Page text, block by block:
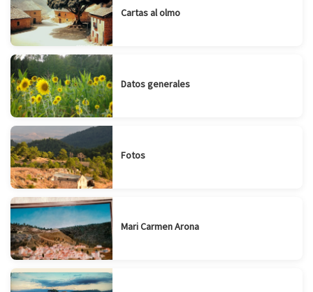
Cartas al olmo
Datos generales
Fotos
Mari Carmen Arona